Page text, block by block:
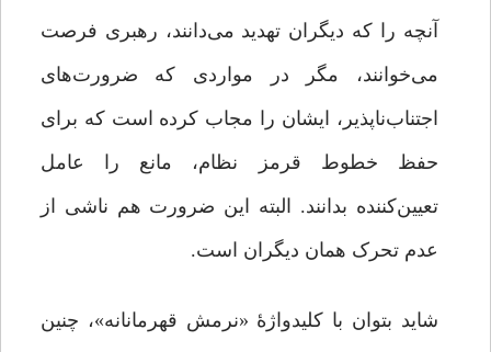
آنچه را که دیگران تهدید می‌دانند، رهبری فرصت
می‌خوانند، مگر در مواردی که ضرورت‌های
اجتناب‌ناپذیر، ایشان را مجاب کرده است که برای
حفظ خطوط قرمز نظام، مانع را عامل
تعیین‌کننده بدانند. البته این ضرورت هم ناشی از
عدم تحرک همان دیگران است.
شاید بتوان با کلیدواژۀ «نرمش قهرمانانه»، چنین